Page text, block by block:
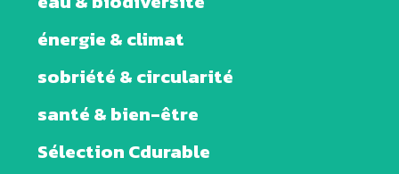
énergie & climat
sobriété & circularité
santé & bien-être
Sélection Cdurable